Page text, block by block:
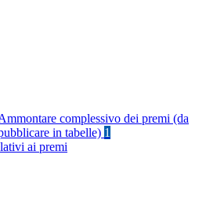
complessivo dei premi (da
in tabelle) 1
ai premi